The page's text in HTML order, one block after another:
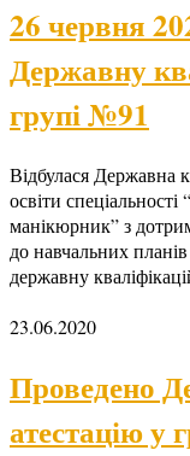
26 червня
Державну
групі №91
Відбулася Державна
освіти
манікюрник” з
до навчальних
державну
23.06.2020
Проведено
атестацію у